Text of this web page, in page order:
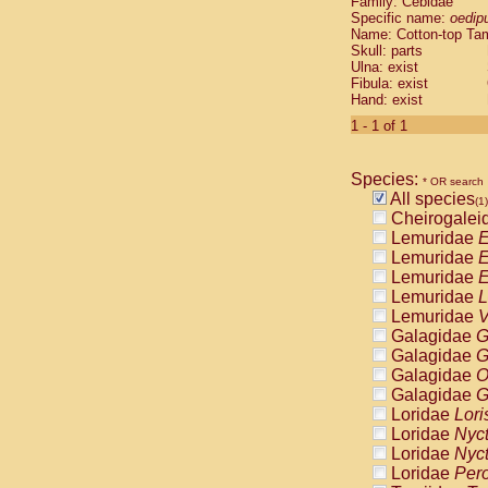
Cebidae
Cebidae
Cebidae
Cebidae
Cebidae
Cebidae
Cebidae
Cebidae
Cebidae
Cebidae
Cebidae
Cebidae
Atelidae
Atelidae
Atelidae
Atelidae
Atelidae
Atelidae
Atelidae
Atelidae
Atelidae
Atelidae
Pitheciidae
Specific name:
Name: Cotton-top
Skull: parts
Ulna: exist
Fibula: exist
Hand: exist
1 - 1 of 1
Species: * OR search
All species(1)
Lemuridae
Lemuridae
Lemuridae
Lemuridae
Lemuridae
Galagidae
Galagidae
Galagidae
Galagidae
Loridae
Loridae
Loridae
Loridae